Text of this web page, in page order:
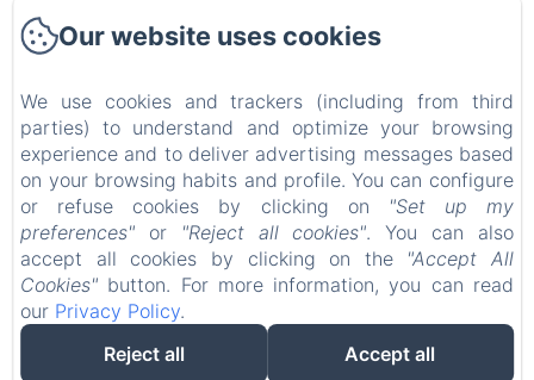
Galerie photos
Infos pratiques
EN FR IT DE NL
Powered using Amenitiz
Our website uses cookies
We use cookies and trackers (including from third
parties) to understand and optimize your browsing
experience and to deliver advertising messages based
on your browsing habits and profile. You can configure
or refuse cookies by clicking on
"Set up my
preferences" or "Reject all cookies". You can also
accept all cookies by clicking on the "Accept All
Cookies" button. For more information, you can read
our Privacy Policy.
Reject all
Accept all